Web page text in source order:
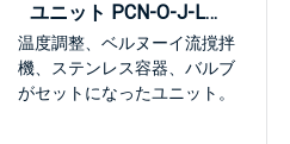
ユニット PCN-O-J-L型
【KU-PCN-O-J-L】
温度調整、ベルヌーイ流撹拌
機、ステンレス容器、バルブ
がセットになったユニット。